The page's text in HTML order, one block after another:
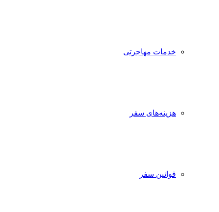
خدمات مهاجرتی
هزینه‌های سفر
قوانین سفر